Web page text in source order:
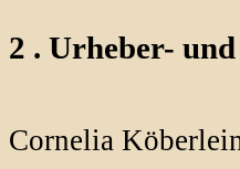
2 . Urheber-
Cornelia